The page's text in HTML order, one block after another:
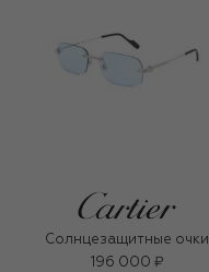
Солнцезащитные очки
196 000 ₽